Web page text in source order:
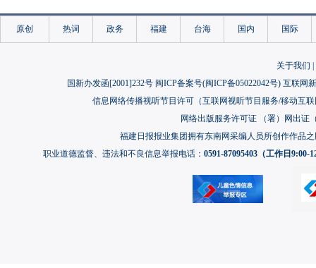
原创 热词 政务 福建 台海 国内 国际
关于我们
国新办发函[2001]232号 闽ICP备案号(闽ICP备05022042号) 互联网
信息网络传播视听节目许可（互联网视听节目服务/移动互
网络出版服务许可证 （署）网出证
福建日报报业集团拥有东南网采编人员所创作作品
职业道德监督、违法和不良信息举报电话： 0591-87095403（工作日9:00-